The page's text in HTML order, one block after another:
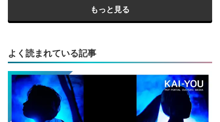
もっと見る
よく読まれている記事